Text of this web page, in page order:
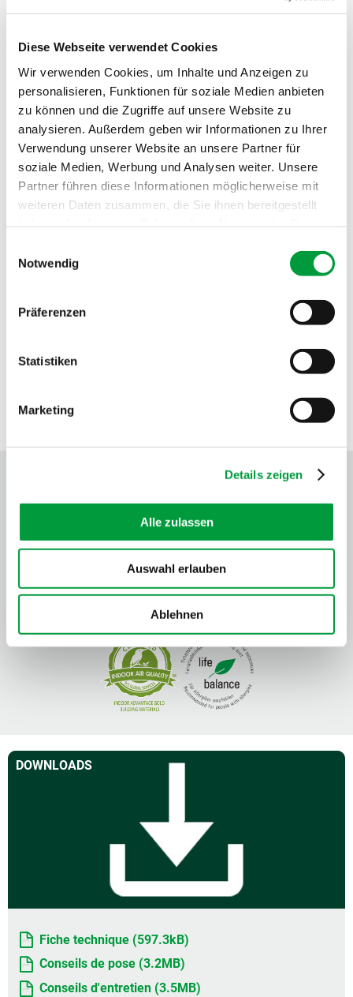
Diese Webseite verwendet Cookies
Wir verwenden Cookies, um Inhalte und Anzeigen zu
personalisieren, Funktionen für soziale Medien anbieten
zu können und die Zugriffe auf unsere Website zu
analysieren. Außerdem geben wir Informationen zu Ihrer
Verwendung unserer Website an unsere Partner für
soziale Medien, Werbung und Analysen weiter. Unsere
Partner führen diese Informationen möglicherweise mit
weiteren Daten zusammen, die Sie ihnen bereitgestellt
Notwendig
Präferenzen
Statistiken
Marketing
Details zeigen
Alle zulassen
Auswahl erlauben
Ablehnen
Poids total:
ca. 1830 g/m²
Comportement au
feu:
Bfl
Absorption phoniq
ue:
0.2 NRC
DOWNLOADS
Fiche technique (597.3kB)
Conseils de pose (3.2MB)
Conseils d'entretien (3.5MB)